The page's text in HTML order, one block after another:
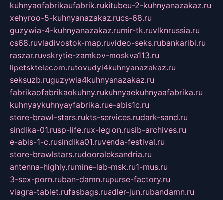
kuhnyaofabrikaufabrik.rukitubeu-2-kuhnyanazakaz.ru
xehyroo-5-kuhnyanazakaz.rucs-68.ru
guzywia-4-kuhnyanazakaz.rumir-tk.ruvlknrussia.ru
cs68.ruvladivostok-map.ruvideo-seks.rubankaribi.ru
raszar.ruvskrytie-zamkov-moskva113.ru
lipetsktelecom.rutovudyi4kuhnyanazakaz.ru
seksuzb.ruguzywia4kuhnyanazakaz.ru
fabrikaofabrikaokuhny.rukuhnyaekuhnyaafabrika.ru
kuhnyaykuhnyayfabrika.rue-abis1c.ru
store-brawl-stars.rukts-services.rudark-sand.ru
sindika-01.rusp-life.rux-legion.rusib-archives.ru
e-abis-1-c.rusindika01.ruvenda-festival.ru
store-brawlstars.rudooraleksandria.ru
antenna-highly.rumine-lab-msk.ru1-mus.ru
3-sex-porn.ruban-damn.rupurse-factory.ru
viagra-tablet.rufasbags.ruadler-jun.rubandamn.ru